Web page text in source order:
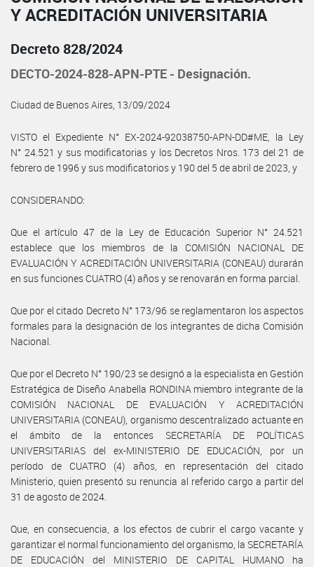
Y ACREDITACIÓN UNIVERSITARIA
Decreto 828/2024
DECTO-2024-828-APN-PTE - Designación.
Ciudad de Buenos Aires, 13/09/2024
VISTO el Expediente N° EX-2024-92038750-APN-DD#ME, la Ley
N° 24.521 y sus modificatorias y los Decretos Nros. 173 del 21 de
febrero de 1996 y sus modificatorios y 190 del 5 de abril de 2023, y
CONSIDERANDO:
Que el artículo 47 de la Ley de Educación Superior N° 24.521
establece que los miembros de la COMISIÓN NACIONAL DE
EVALUACIÓN Y ACREDITACIÓN UNIVERSITARIA (CONEAU) durarán
en sus funciones CUATRO (4) años y se renovarán en forma parcial.
Que por el citado Decreto N° 173/96 se reglamentaron los aspectos
formales para la designación de los integrantes de dicha Comisión
Nacional.
Que por el Decreto N° 190/23 se designó a la especialista en Gestión
Estratégica de Diseño Anabella RONDINA miembro integrante de la
COMISIÓN NACIONAL DE EVALUACIÓN Y ACREDITACIÓN
UNIVERSITARIA (CONEAU), organismo descentralizado actuante en
el ámbito de la entonces SECRETARÍA DE POLÍTICAS
UNIVERSITARIAS del ex-MINISTERIO DE EDUCACIÓN, por un
período de CUATRO (4) años, en representación del citado
Ministerio, quien presentó su renuncia al referido cargo a partir del
31 de agosto de 2024.
Que, en consecuencia, a los efectos de cubrir el cargo vacante y
garantizar el normal funcionamiento del organismo, la SECRETARÍA
DE EDUCACIÓN del MINISTERIO DE CAPITAL HUMANO ha